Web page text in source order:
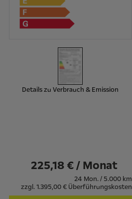
Details zu Verbrauch & Emission
225,18 € / Monat
24 Mon. / 5.000 km
zzgl. 1.395,00 € Überführungskosten